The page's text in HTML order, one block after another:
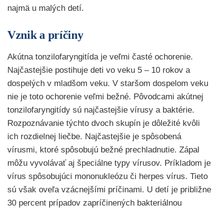
najmä u malých detí.
Vznik a príčiny
Akútna tonzilofaryngitída je veľmi časté ochorenie.
Najčastejšie postihuje deti vo veku 5 – 10 rokov a
dospelých v mladšom veku. V staršom dospelom veku
nie je toto ochorenie veľmi bežné. Pôvodcami akútnej
tonzilofaryngitídy sú najčastejšie vírusy a baktérie.
Rozpoznávanie týchto dvoch skupín je dôležité kvôli
ich rozdielnej liečbe. Najčastejšie je spôsobená
vírusmi, ktoré spôsobujú bežné prechladnutie. Zápal
môžu vyvolávať aj špeciálne typy vírusov. Príkladom je
vírus spôsobujúci mononukleózu či herpes vírus. Tieto
sú však oveľa vzácnejšími príčinami. U detí je približne
30 percent prípadov zapríčinených bakteriálnou